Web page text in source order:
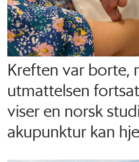
Kreften var borte,
utmattelsen
viser en norsk
akupunktur kan